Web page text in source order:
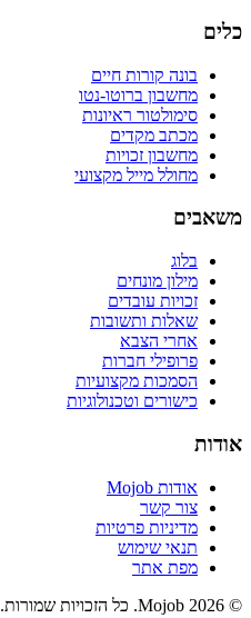
כלים
בונה קורות חיים
מחשבון ברוטו-נטו
סימולטור ראיונות
מכתב מקדים
מחשבון זכויות
מחולל מייל מקצועי
משאבים
בלוג
מילון מונחים
זכויות עובדים
שאלות ותשובות
אחרי הצבא
פרופילי חברות
הסמכות מקצועיות
כישורים וטכנולוגיות
אודות
אודות Mojob
צור קשר
מדיניות פרטיות
תנאי שימוש
מפת אתר
©
2026
Mojob. כל הזכויות שמורות.